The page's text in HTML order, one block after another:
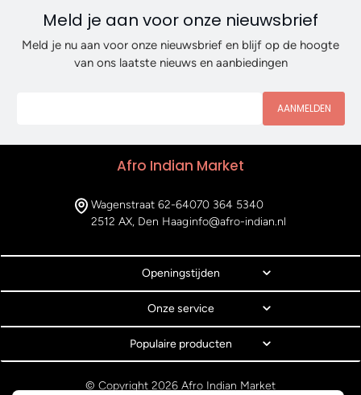
Meld je aan voor onze nieuwsbrief
Meld je nu aan voor onze nieuwsbrief en blijf op de hoogte
van ons laatste nieuws en aanbiedingen
AANMELDEN
Afro Indian Market
Wagenstraat 62-64
2512 AX, Den Haag
070 364 5340
info@afro-indian.nl
Openingstijden
Onze service
Populaire producten
© Copyright 2026 Afro Indian Market